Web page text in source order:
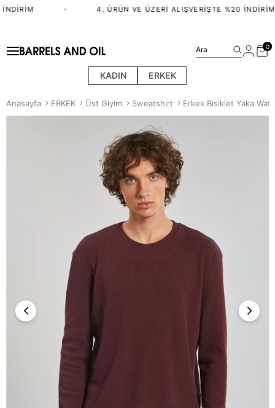
4. ÜRÜN VE ÜZERI ALIŞVERIŞTE %20 İNDIRIM
KADIN ERKEK
Ara 0
Anasayfa ERKEK Üst Giyim Sweatshirt Erkek Bisiklet Yaka